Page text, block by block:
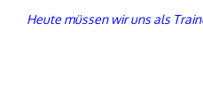
Heute müssen wir uns als